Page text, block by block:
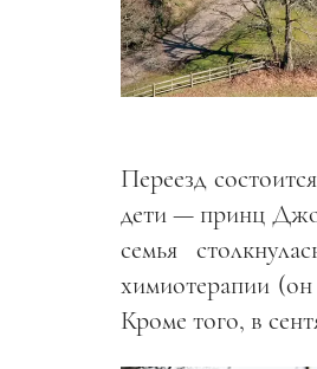
Переезд
дети — принц
семья
химиотерапии
Кроме того, в